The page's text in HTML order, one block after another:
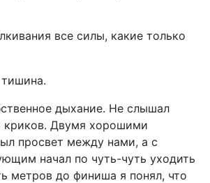
все силы, какие только
дыхание. Не слышал
Двумя хорошими
просвет между нами, а с
начал по чуть-чуть уходить
метров до финиша я понял, что